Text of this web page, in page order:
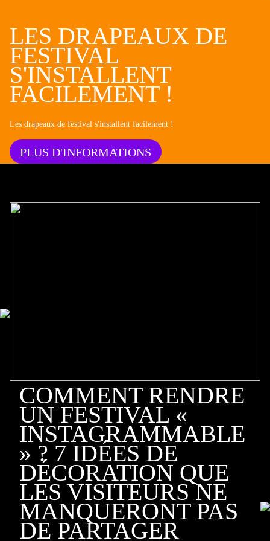
LES DRAPEAUX DE
FESTIVAL
S'INSTALLENT
FACILEMENT !
Les drapeaux de festival s'installent facilement !
PLUS D'INFORMATIONS
COMMENT RENDRE
UN FESTIVAL «
INSTAGRAMMABLE
» ? 7 IDÉES DE
DÉCORATION QUE
LES VISITEURS NE
MANQUERONT PAS
DE PARTAGER